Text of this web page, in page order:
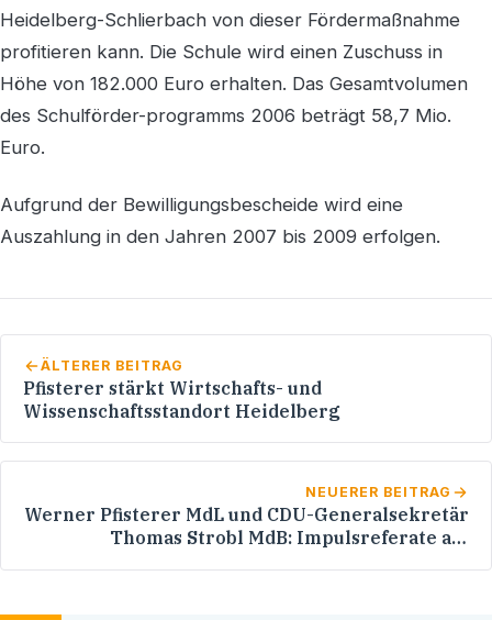
Heidelberg-Schlierbach von dieser Fördermaßnahme
profitieren kann. Die Schule wird einen Zuschuss in
Höhe von 182.000 Euro erhalten. Das Gesamtvolumen
des Schulförder-programms 2006 beträgt 58,7 Mio.
Euro.
Aufgrund der Bewilligungsbescheide wird eine
Auszahlung in den Jahren 2007 bis 2009 erfolgen.
ÄLTERER BEITRAG
Pfisterer stärkt Wirtschafts- und
Wissenschaftsstandort Heidelberg
NEUERER BEITRAG
Werner Pfisterer MdL und CDU-Generalsekretär
Thomas Strobl MdB: Impulsreferate auf